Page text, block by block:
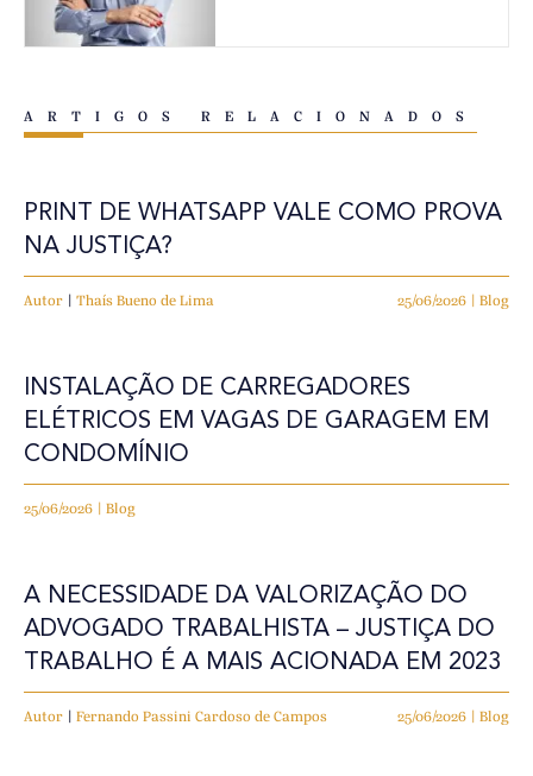
ARTIGOS RELACIONADOS
PRINT DE WHATSAPP VALE COMO PROVA
NA JUSTIÇA?
Autor | Thaís Bueno de Lima 25/06/2026 | Blog
INSTALAÇÃO DE CARREGADORES
ELÉTRICOS EM VAGAS DE GARAGEM EM
CONDOMÍNIO
25/06/2026 | Blog
A NECESSIDADE DA VALORIZAÇÃO DO
ADVOGADO TRABALHISTA – JUSTIÇA DO
TRABALHO É A MAIS ACIONADA EM 2023
Autor | Fernando Passini Cardoso de Campos 25/06/2026 | Blog